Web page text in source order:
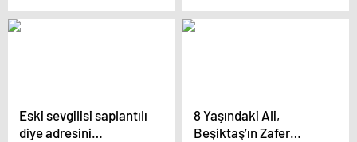
Çanakkale’de Arama
Çalışmaları Başlatıldı
Eski sevgilisi saplantılı
diye adresini
8 Yaşındaki Ali,
Beşiktaş’ın Zafer